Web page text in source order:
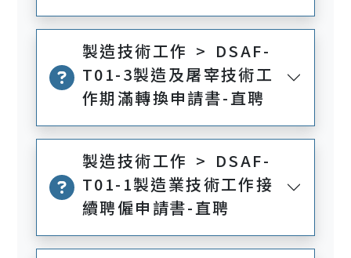
製造技術工作 > DSAF-
T01-3製造及屠宰技術工
作期滿轉換申請書-直聘
製造技術工作 > DSAF-
T01-1製造業技術工作接
續聘僱申請書-直聘